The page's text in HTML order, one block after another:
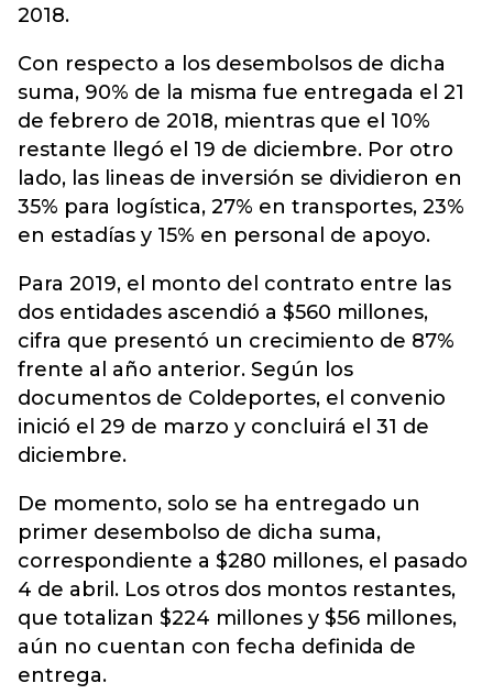
2018.
Con respecto a los desembolsos de dicha
suma, 90% de la misma fue entregada el 21
de febrero de 2018, mientras que el 10%
restante llegó el 19 de diciembre. Por otro
lado, las lineas de inversión se dividieron en
35% para logística, 27% en transportes, 23%
en estadías y 15% en personal de apoyo.
Para 2019, el monto del contrato entre las
dos entidades ascendió a $560 millones,
cifra que presentó un crecimiento de 87%
frente al año anterior. Según los
documentos de Coldeportes, el convenio
inició el 29 de marzo y concluirá el 31 de
diciembre.
De momento, solo se ha entregado un
primer desembolso de dicha suma,
correspondiente a $280 millones, el pasado
4 de abril. Los otros dos montos restantes,
que totalizan $224 millones y $56 millones,
aún no cuentan con fecha definida de
entrega.